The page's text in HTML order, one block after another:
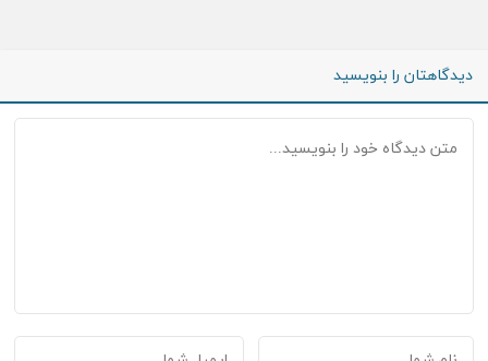
دیدگاهتان را بنویسید